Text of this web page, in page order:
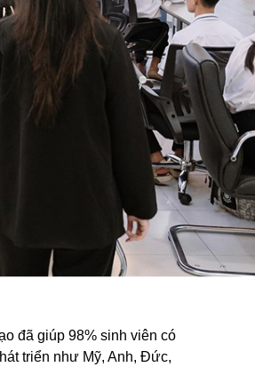
đã giúp 98% sinh viên có
triển như Mỹ, Anh, Đức,